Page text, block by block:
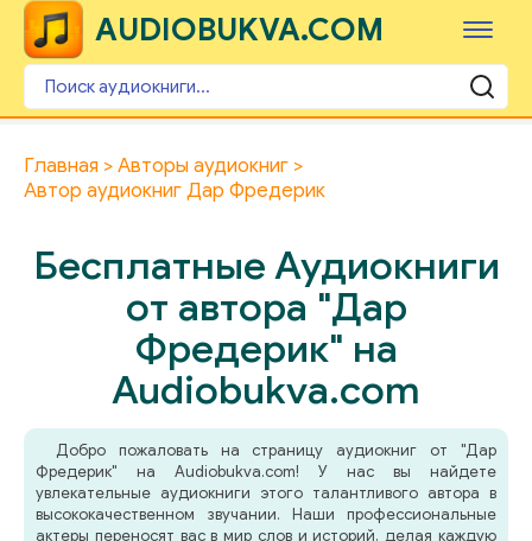
AUDIOBUKVA.COM
Главная
Авторы аудиокниг
Автор аудиокниг Дар Фредерик
Бесплатные Аудиокниги
от автора "Дар
Фредерик" на
Audiobukva.com
Добро пожаловать на страницу аудиокниг от "Дар
Фредерик" на Audiobukva.com! У нас вы найдете
увлекательные аудиокниги этого талантливого автора в
высококачественном звучании. Наши профессиональные
актеры переносят вас в мир слов и историй, делая каждую